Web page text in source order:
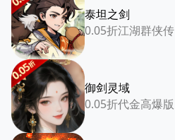
泰坦之剑
0.05折江湖群侠传
御剑灵域
0.05折代金高爆版